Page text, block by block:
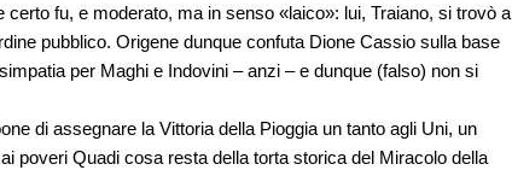
fu, e moderato, ma in senso «laico»: lui, Traiano, si trovò a
pubblico. Origene dunque confuta Dione Cassio sulla base
per Maghi e Indovini – anzi – e dunque (falso) non si
di assegnare la Vittoria della Pioggia un tanto agli Uni, un
poveri Quadi cosa resta della torta storica del Miracolo della